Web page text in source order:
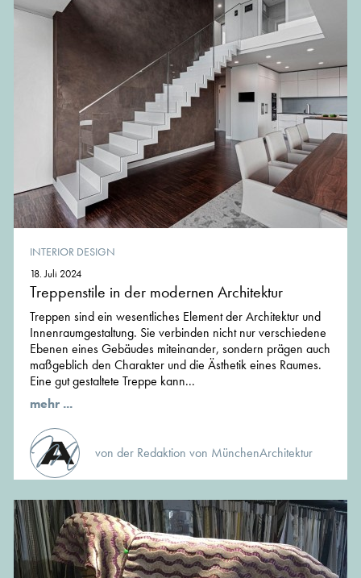
INTERIOR DESIGN
18. Juli 2024
Treppenstile in der modernen Architektur
Treppen sind ein wesentliches Element der Architektur und
Innenraumgestaltung. Sie verbinden nicht nur verschiedene
Ebenen eines Gebäudes miteinander, sondern prägen auch
maßgeblich den Charakter und die Ästhetik eines Raumes.
Eine gut gestaltete Treppe kann...
mehr ...
von der Redaktion von MünchenArchitektur